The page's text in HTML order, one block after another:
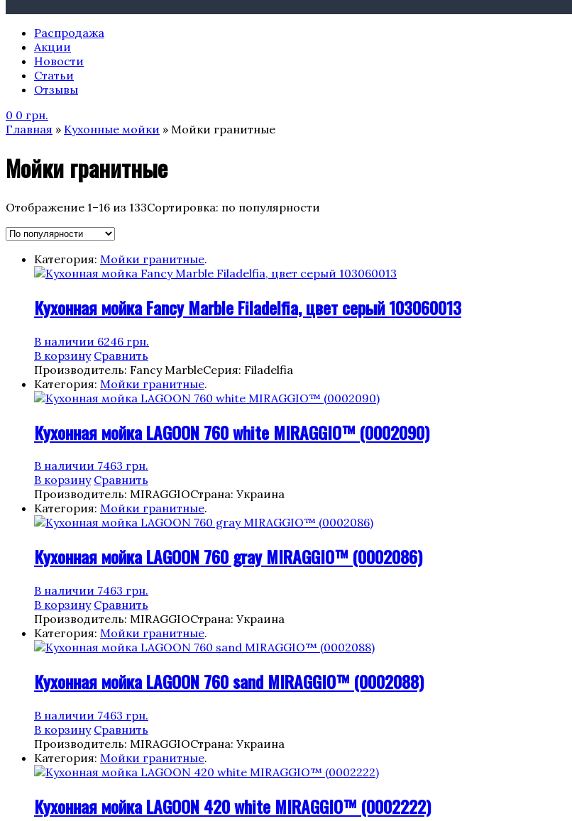
Распродажа
Акции
Новости
Статьи
Отзывы
0 0 грн.
Главная » Кухонные мойки » Мойки гранитные
Мойки гранитные
Отображение 1–16 из 133Сортировка: по популярности
Категория: Мойки гранитные.
Кухонная мойка Fancy Marble Filadelfia, цвет серый 103060013
В наличии 6246 грн.
В корзину Сравнить
Производитель: Fancy MarbleСерия: Filadelfia
Категория: Мойки гранитные.
Кухонная мойка LAGOON 760 white MIRAGGIO™ (0002090)
В наличии 7463 грн.
В корзину Сравнить
Производитель: MIRAGGIOСтрана: Украина
Категория: Мойки гранитные.
Кухонная мойка LAGOON 760 gray MIRAGGIO™ (0002086)
В наличии 7463 грн.
В корзину Сравнить
Производитель: MIRAGGIOСтрана: Украина
Категория: Мойки гранитные.
Кухонная мойка LAGOON 760 sand MIRAGGIO™ (0002088)
В наличии 7463 грн.
В корзину Сравнить
Производитель: MIRAGGIOСтрана: Украина
Категория: Мойки гранитные.
Кухонная мойка LAGOON 420 white MIRAGGIO™ (0002222)